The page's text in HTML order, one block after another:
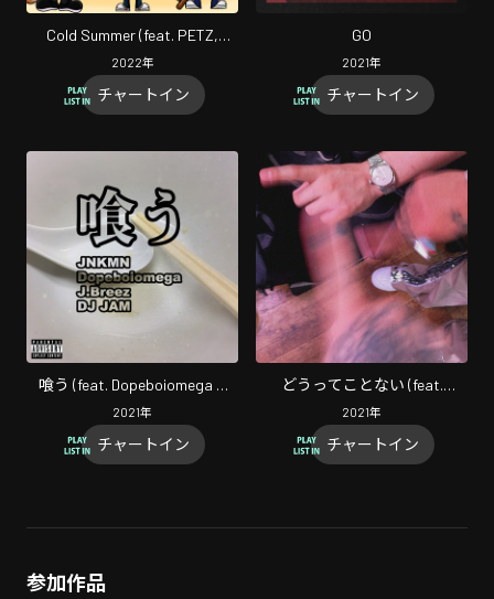
Cold Summer (feat. PETZ,
ShowyRENZO & Finesse'Boy)
2022年
チャートイン
GO
2021年
チャートイン
喰う (feat. Dopeboiomega &
J.Breez)
2021年
チャートイン
どうってことない (feat.
JNKMN & MonyHorse)
2021年
チャートイン
参加作品